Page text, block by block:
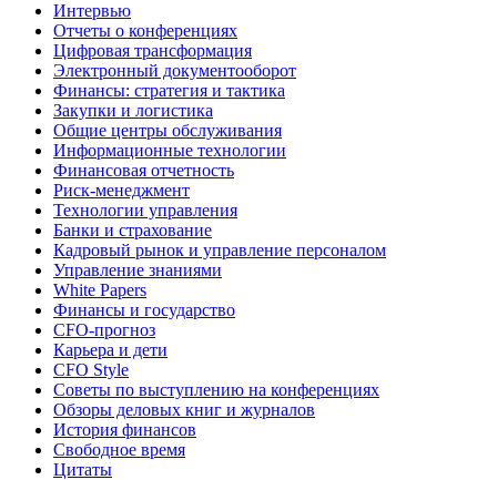
Интервью
Отчеты о конференциях
Цифровая трансформация
Электронный документооборот
Финансы: стратегия и тактика
Закупки и логистика
Общие центры обслуживания
Информационные технологии
Финансовая отчетность
Риск-менеджмент
Технологии управления
Банки и страхование
Кадровый рынок и управление персоналом
Управление знаниями
White Papers
Финансы и государство
CFO-прогноз
Карьера и дети
CFO Style
Советы по выступлению на конференциях
Обзоры деловых книг и журналов
История финансов
Свободное время
Цитаты